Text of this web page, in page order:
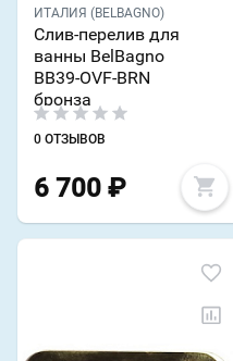
ИТАЛИЯ (BELBAGNO)
Слив-перелив для
ванны BelBagno
BB39-OVF-BRN
бронза
0 ОТЗЫВОВ
6 700 ₽